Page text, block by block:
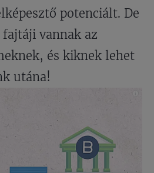
potenciált. De
vannak az
és kiknek lehet
utána!